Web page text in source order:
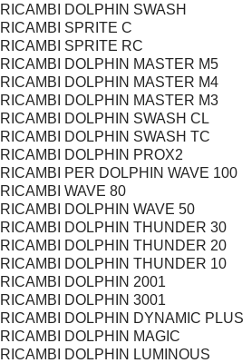
RICAMBI DOLPHIN SWASH
RICAMBI SPRITE C
RICAMBI SPRITE RC
RICAMBI DOLPHIN MASTER M5
RICAMBI DOLPHIN MASTER M4
RICAMBI DOLPHIN MASTER M3
RICAMBI DOLPHIN SWASH CL
RICAMBI DOLPHIN SWASH TC
RICAMBI DOLPHIN PROX2
RICAMBI PER DOLPHIN WAVE 100
RICAMBI WAVE 80
RICAMBI DOLPHIN WAVE 50
RICAMBI DOLPHIN THUNDER 30
RICAMBI DOLPHIN THUNDER 20
RICAMBI DOLPHIN THUNDER 10
RICAMBI DOLPHIN 2001
RICAMBI DOLPHIN 3001
RICAMBI DOLPHIN DYNAMIC PLUS
RICAMBI DOLPHIN MAGIC
RICAMBI DOLPHIN LUMINOUS